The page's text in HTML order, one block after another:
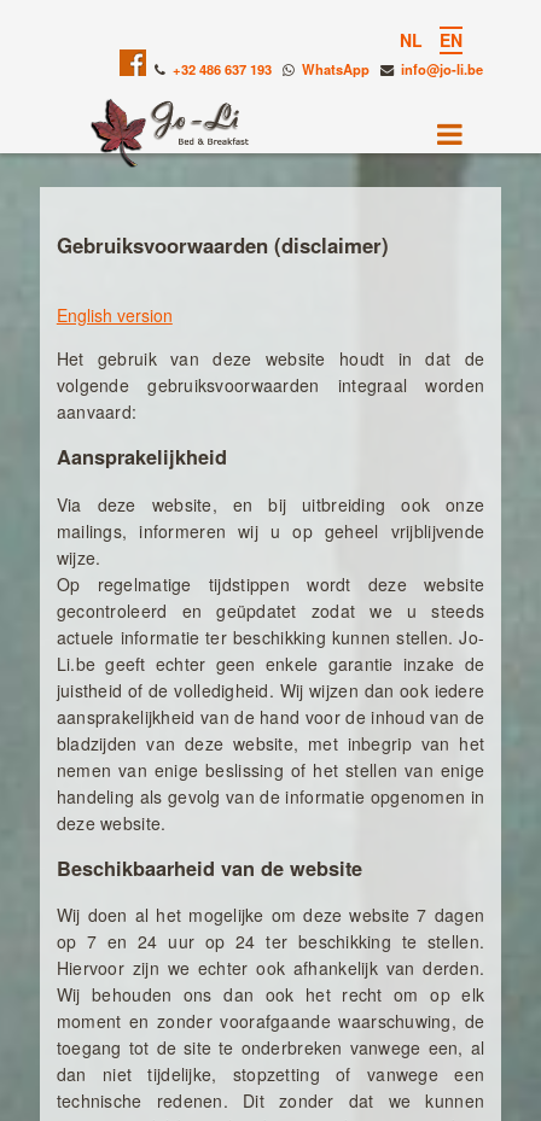
NL EN
+32 486 637 193 WhatsApp info@jo-li.be
Gebruiksvoorwaarden (disclaimer)
English version
Het gebruik van deze website houdt in dat de
volgende gebruiksvoorwaarden integraal worden
aanvaard:
Aansprakelijkheid
Via deze website, en bij uitbreiding ook onze
mailings, informeren wij u op geheel vrijblijvende
wijze.
Op regelmatige tijdstippen wordt deze website
gecontroleerd en geüpdatet zodat we u steeds
actuele informatie ter beschikking kunnen stellen. Jo-
Li.be geeft echter geen enkele garantie inzake de
juistheid of de volledigheid. Wij wijzen dan ook iedere
aansprakelijkheid van de hand voor de inhoud van de
bladzijden van deze website, met inbegrip van het
nemen van enige beslissing of het stellen van enige
handeling als gevolg van de informatie opgenomen in
deze website.
Beschikbaarheid van de website
Wij doen al het mogelijke om deze website 7 dagen
op 7 en 24 uur op 24 ter beschikking te stellen.
Hiervoor zijn we echter ook afhankelijk van derden.
Wij behouden ons dan ook het recht om op elk
moment en zonder voorafgaande waarschuwing, de
toegang tot de site te onderbreken vanwege een, al
dan niet tijdelijke, stopzetting of vanwege een
technische redenen. Dit zonder dat we kunnen